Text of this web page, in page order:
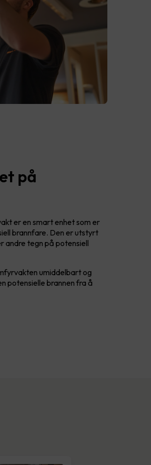
på
er en smart enhet som er
brannfare. Den er utstyrt
andre tegn på potensiell
umiddelbart og
potensielle brannen fra å